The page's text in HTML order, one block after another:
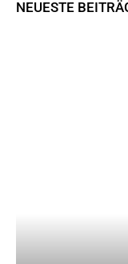
NEUESTE